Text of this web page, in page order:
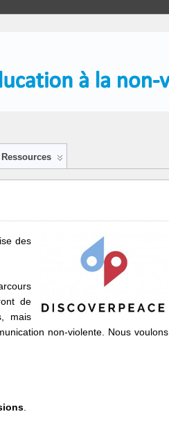
Ressources
des
de
mais
non-violente. Nous voulons